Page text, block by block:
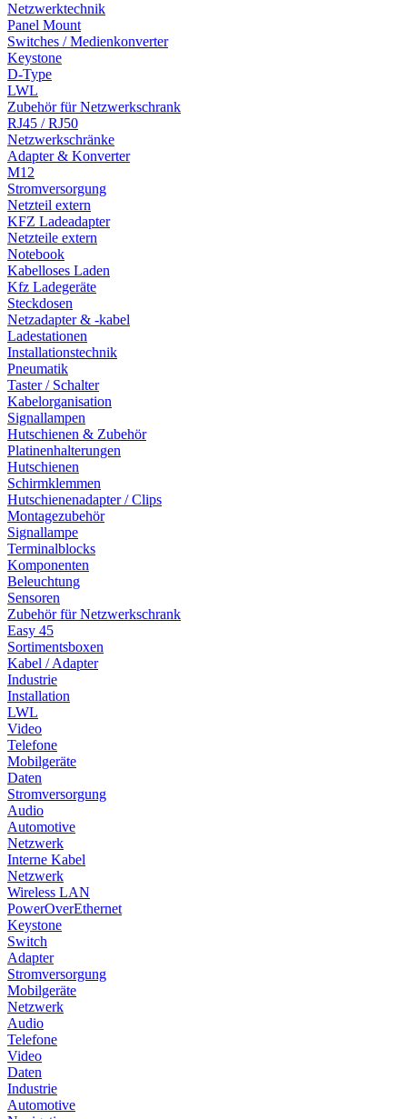
Netzwerktechnik
Panel Mount
Switches / Medienkonverter
Keystone
D-Type
LWL
Zubehör für Netzwerkschrank
RJ45 / RJ50
Netzwerkschränke
Adapter & Konverter
M12
Stromversorgung
Netzteil extern
KFZ Ladeadapter
Netzteile extern
Notebook
Kabelloses Laden
Kfz Ladegeräte
Steckdosen
Netzadapter & -kabel
Ladestationen
Installationstechnik
Pneumatik
Taster / Schalter
Kabelorganisation
Signallampen
Hutschienen & Zubehör
Platinenhalterungen
Hutschienen
Schirmklemmen
Hutschienenadapter / Clips
Montagezubehör
Signallampe
Terminalblocks
Komponenten
Beleuchtung
Sensoren
Zubehör für Netzwerkschrank
Easy 45
Sortimentsboxen
Kabel / Adapter
Industrie
Installation
LWL
Video
Telefone
Mobilgeräte
Daten
Stromversorgung
Audio
Automotive
Netzwerk
Interne Kabel
Netzwerk
Wireless LAN
PowerOverEthernet
Keystone
Switch
Adapter
Stromversorgung
Mobilgeräte
Netzwerk
Audio
Telefone
Video
Daten
Industrie
Automotive